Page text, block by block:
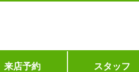
来店予約 スタッフ